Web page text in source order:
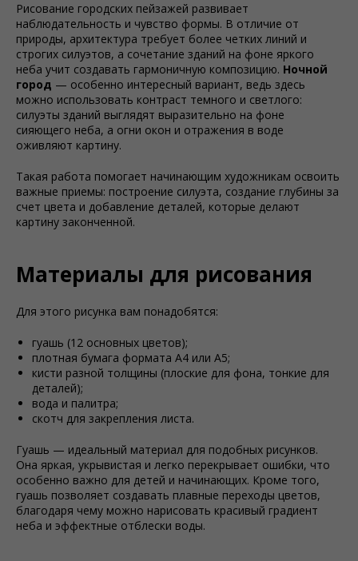
Рисование городских пейзажей развивает
наблюдательность и чувство формы. В отличие от
природы, архитектура требует более четких линий и
строгих силуэтов, а сочетание зданий на фоне яркого
неба учит создавать гармоничную композицию. Ночной
город — особенно интересный вариант, ведь здесь
можно использовать контраст темного и светлого:
силуэты зданий выглядят выразительно на фоне
сияющего неба, а огни окон и отражения в воде
оживляют картину.
Такая работа помогает начинающим художникам освоить
важные приемы: построение силуэта, создание глубины за
счет цвета и добавление деталей, которые делают
картину законченной.
Материалы для рисования
Для этого рисунка вам понадобятся:
гуашь (12 основных цветов);
плотная бумага формата А4 или А5;
кисти разной толщины (плоские для фона, тонкие для
деталей);
вода и палитра;
скотч для закрепления листа.
Гуашь — идеальный материал для подобных рисунков.
Она яркая, укрывистая и легко перекрывает ошибки, что
особенно важно для детей и начинающих. Кроме того,
гуашь позволяет создавать плавные переходы цветов,
благодаря чему можно нарисовать красивый градиент
неба и эффектные отблески воды.